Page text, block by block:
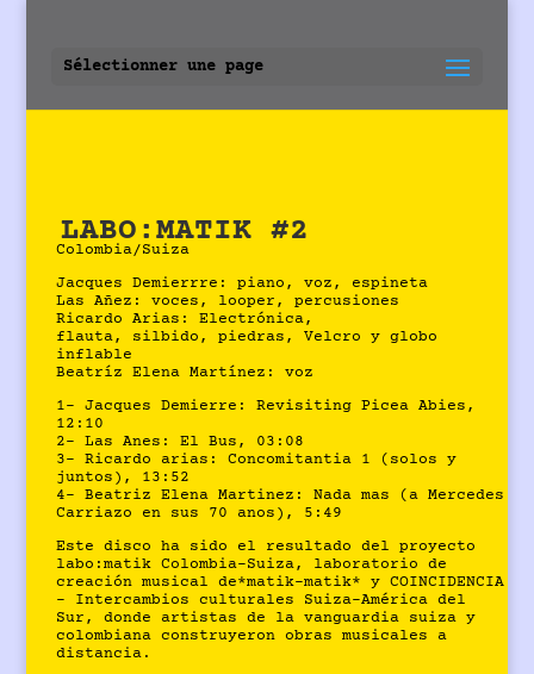
Sélectionner une page
LABO:MATIK #2
Colombia/Suiza
Jacques Demierrre: piano, voz, espineta
Las Añez: voces, looper, percusiones
Ricardo Arias: Electrónica,
flauta, silbido, piedras, Velcro y globo
inflable
Beatríz Elena Martínez: voz
1- Jacques Demierre: Revisiting Picea Abies,
12:10
2- Las Anes: El Bus, 03:08
3- Ricardo arias: Concomitantia 1 (solos y
juntos), 13:52
4- Beatriz Elena Martinez: Nada mas (a Mercedes
Carriazo en sus 70 anos), 5:49
Este disco ha sido el resultado del proyecto
labo:matik Colombia-Suiza, laboratorio de
creación musical de*matik-matik* y COINCIDENCIA
– Intercambios culturales Suiza-América del
Sur, donde artistas de la vanguardia suiza y
colombiana construyeron obras musicales a
distancia.